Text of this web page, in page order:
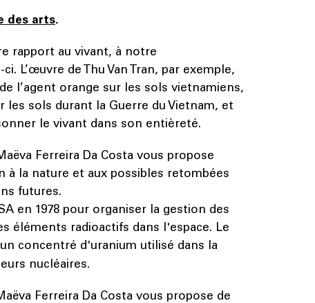
des arts.
rapport au vivant, à notre
L’œuvre de Thu Van Tran, par exemple,
l’agent orange sur les sols vietnamiens,
sols durant la Guerre du Vietnam, et
le vivant dans son entièreté.
Ferreira Da Costa vous propose
la nature et aux possibles retombées
futures.
en 1978 pour organiser la gestion des
éléments radioactifs dans l'espace. Le
concentré d'uranium utilisé dans la
nucléaires.
Ferreira Da Costa vous propose de